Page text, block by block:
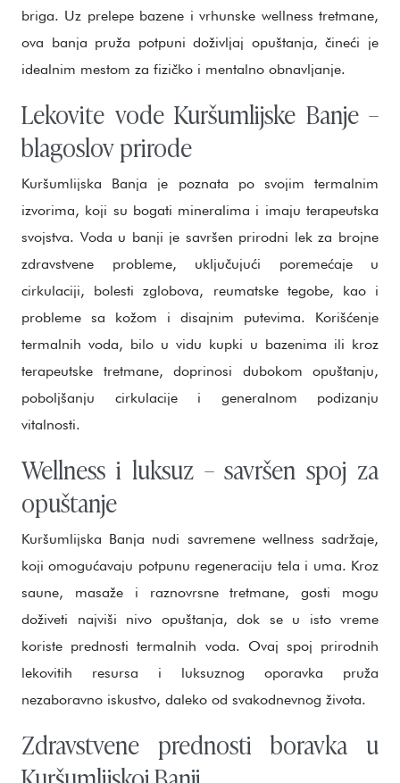
briga. Uz prelepe bazene i vrhunske wellness tretmane,
ova banja pruža potpuni doživljaj opuštanja, čineći je
idealnim mestom za fizičko i mentalno obnavljanje.
Lekovite vode Kuršumlijske Banje –
blagoslov prirode
Kuršumlijska Banja je poznata po svojim termalnim
izvorima, koji su bogati mineralima i imaju terapeutska
svojstva. Voda u banji je savršen prirodni lek za brojne
zdravstvene probleme, uključujući poremećaje u
cirkulaciji, bolesti zglobova, reumatske tegobe, kao i
probleme sa kožom i disajnim putevima. Korišćenje
termalnih voda, bilo u vidu kupki u bazenima ili kroz
terapeutske tretmane, doprinosi dubokom opuštanju,
poboljšanju cirkulacije i generalnom podizanju
vitalnosti.
Wellness i luksuz – savršen spoj za
opuštanje
Kuršumlijska Banja nudi savremene wellness sadržaje,
koji omogućavaju potpunu regeneraciju tela i uma. Kroz
saune, masaže i raznovrsne tretmane, gosti mogu
doživeti najviši nivo opuštanja, dok se u isto vreme
koriste prednosti termalnih voda. Ovaj spoj prirodnih
lekovitih resursa i luksuznog oporavka pruža
nezaboravno iskustvo, daleko od svakodnevnog života.
Zdravstvene prednosti boravka u